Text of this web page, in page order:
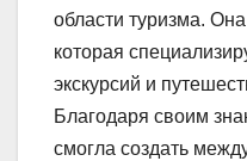
области туризма.
которая
экскурсий и
Благодаря своим
смогла создать